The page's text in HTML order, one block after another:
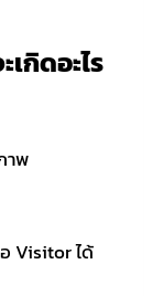
กิดอะไร
าพ
Visitor ได้